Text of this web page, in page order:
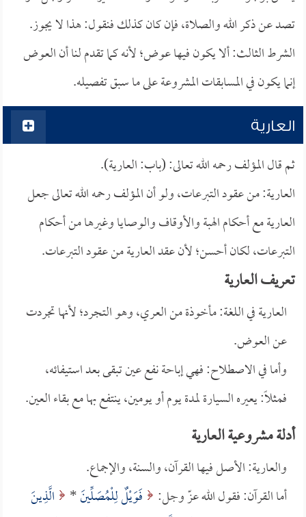
تصد عن ذكر الله والصلاة، فإن كان كذلك فنقول: هذا لا يجوز.
الشرط الثالث: ألا يكون فيها عوض؛ لأنه كما تقدم لنا أن العوض
إنما يكون في المسابقات المشروعة على ما سبق تفصيله.
العارية
ثم قال المؤلف رحمه الله تعالى: (باب: العارية).
العارية: من عقود التبرعات، ولو أن المؤلف رحمه الله تعالى جعل
العارية مع أحكام الهبة والأوقاف والوصايا وغيرها من أحكام
التبرعات، لكان أحسن؛ لأن عقد العارية من عقود التبرعات.‏
تعريف العارية
العارية في اللغة: مأخوذة من العري، وهو التجرد؛ لأنها تجردت
عن العوض.
وأما في الاصطلاح: فهي إباحة نفع عين تبقى بعد استيفائه،
فمثلاً: يعيره السيارة لمدة يوم أو يومين، ينتفع بها مع بقاء العين.
أدلة مشروعية العارية
والعارية: الأصل فيها القرآن، والسنة، والإجماع.
أما القرآن: فقول الله عزّ وجل:
فَوَيْلٌ لِلْمُصَلِّينَ*
الَّذِينَ